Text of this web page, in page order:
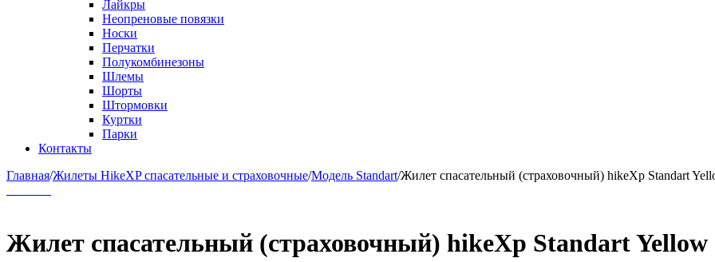
Лайкры
Неопреновые повязки
Носки
Перчатки
Полукомбинезоны
Шлемы
Шорты
Штормовки
Куртки
Парки
Контакты
Главная/Жилеты HikeXP спасательные и страховочные/Модель Standart/Жилет спасательный (страховочный) hikeXp Standart
Жилет спасательный (страховочный) hikeXp Standart Yellow